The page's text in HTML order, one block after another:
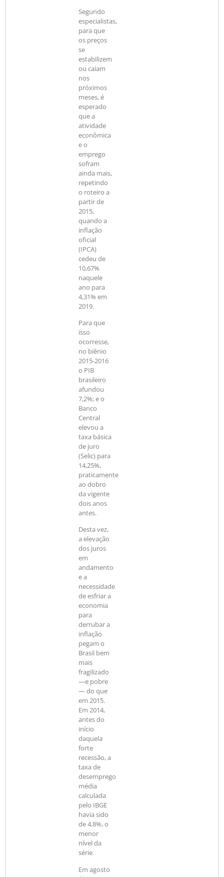
Segundo
especialistas,
para que
os preços
se
estabilizem
ou caiam
nos
próximos
meses, é
esperado
que a
atividade
econômica
e o
emprego
sofram
ainda mais,
repetindo
o roteiro a
partir de
2015,
quando a
inflação
oficial
(IPCA)
cedeu de
10,67%
naquele
ano para
4,31% em
2019.
Para que
isso
ocorresse,
no biênio
2015-2016
o PIB
brasileiro
afundou
7,2%; e o
Banco
Central
elevou a
taxa básica
de juro
(Selic) para
14,25%,
praticamente
ao dobro
da vigente
dois anos
antes.
Desta vez,
a elevação
dos juros
em
andamento
e a
necessidade
de esfriar a
economia
para
derrubar a
inflação
pegam o
Brasil bem
mais
fragilizado
—e pobre
— do que
em 2015.
Em 2014,
antes do
início
daquela
forte
recessão, a
taxa de
desemprego
média
calculada
pelo IBGE
havia sido
de 4,8%, o
menor
nível da
série.
Em agosto